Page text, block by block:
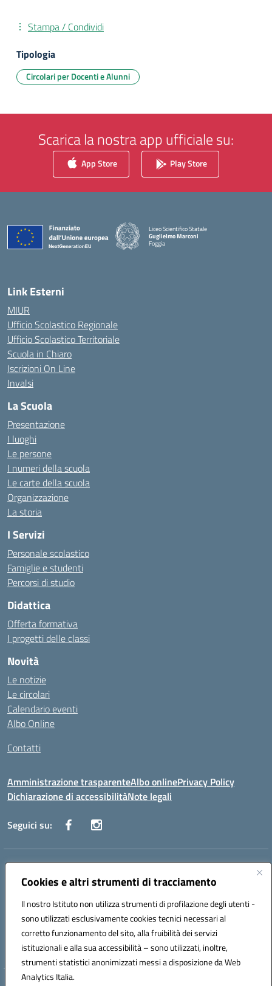
Cookies e altri strumenti di tracciamento
Il nostro Istituto non utilizza strumenti di profilazione degli utenti -
sono utilizzati esclusivamente cookies tecnici necessari al
corretto funzionamento del sito, alla fruibilità dei servizi
istituzionali e alla sua accessibilità – sono utilizzati, inoltre,
strumenti statistici anonimizzati messi a disposizione da Web
Analytics Italia.
Stampa / Condividi
Tipologia
Circolari per Docenti e Alunni
Scarica la nostra app ufficiale su:
App Store Play Store
Liceo Scientifico Statale
Guglielmo Marconi
Foggia
— Visita la pagina iniziale della scuola
Link Esterni
MIUR
Ufficio Scolastico Regionale
Ufficio Scolastico Territoriale
Scuola in Chiaro
Iscrizioni On Line
Invalsi
La Scuola
Presentazione
I luoghi
Le persone
I numeri della scuola
Le carte della scuola
Organizzazione
La storia
I Servizi
Personale scolastico
Famiglie e studenti
Percorsi di studio
Didattica
Offerta formativa
I progetti delle classi
Novità
Le notizie
Le circolari
Calendario eventi
Albo Online
Contatti
Amministrazione trasparenteAlbo onlinePrivacy Policy
Dichiarazione di accessibilitàNote legali
Seguici su:
Indirizzo:
Centralino:0881636571 Email:fgps040004@istruzione.it
Codice fiscale: 80031370713
Codice meccanografico:
FGPS040004
Codice Indice delle Pubbliche Amministrazioni (IPA): istsc_fgps040004